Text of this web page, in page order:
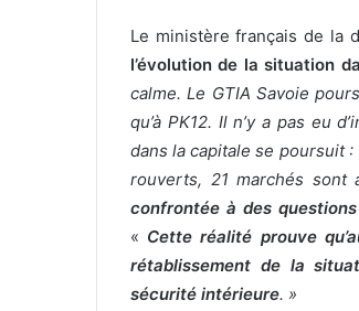
Le ministère français de la
l’évolution de la situation
calme. Le GTIA Savoie
qu’à PK12. Il n’y a pas eu
dans la capitale se poursuit
rouverts, 21 marchés sont
confrontée à des
« Cette réalité prouve
rétablissement de la
sécurité intérieure. »